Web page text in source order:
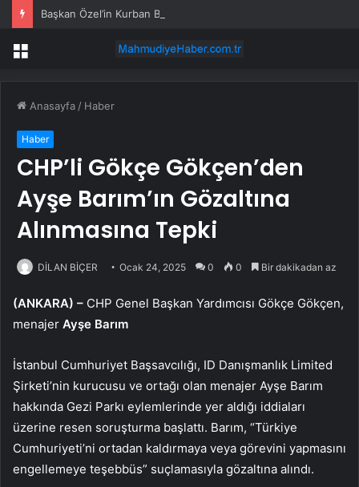
Başkan Özel’in Kurban Bayramı mesajı
Menü
Anasayfa / Haber
Haber
CHP’li Gökçe Gökçen’den
Ayşe Barım’ın Gözaltına
Alınmasına Tepki
DİLAN BİÇER Ocak 24, 2025 0 0 Bir dakikadan az
(ANKARA) – CHP Genel Başkan Yardımcısı Gökçe Gökçen,
menajer Ayşe Barım
İstanbul Cumhuriyet Başsavcılığı, ID Danışmanlık Limited
Şirketi’nin kurucusu ve ortağı olan menajer Ayşe Barım
hakkında Gezi Parkı eylemlerinde yer aldığı iddiaları
üzerine resen soruşturma başlattı. Barım, “Türkiye
Cumhuriyeti’ni ortadan kaldırmaya veya görevini yapmasını
engellemeye teşebbüs” suçlamasıyla gözaltına alındı.